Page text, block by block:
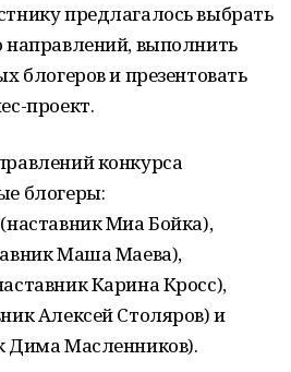
предлагалось выбрать
направлений, выполнить
блогеров и презентовать
проект.
конкурса
блогеры:
Миа Бойка),
Маша Маева),
Карина Кросс),
Алексей Столяров) и
Дима Масленников).